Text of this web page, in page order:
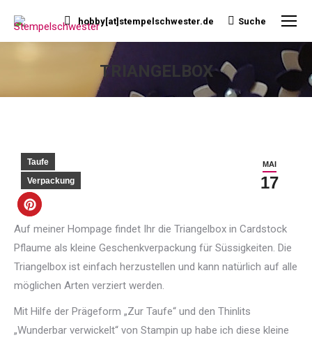
hobby[at]stempelschwester.de Search:
Suche
TRIANGELBOX
Sie befinden sich hier:
MAI
17
Taufe
Verpackung
Auf meiner Hompage findet Ihr die Triangelbox in Cardstock
Pflaume als kleine Geschenkverpackung für Süssigkeiten. Die
Triangelbox ist einfach herzustellen und kann natürlich auf alle
möglichen Arten verziert werden.
Mit Hilfe der Prägeform „Zur Taufe“ und den Thinlits
„Wunderbar verwickelt“ von Stampin up habe ich diese kleine